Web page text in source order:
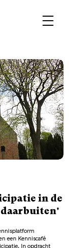
in de
een Kenniscafé
In opdracht